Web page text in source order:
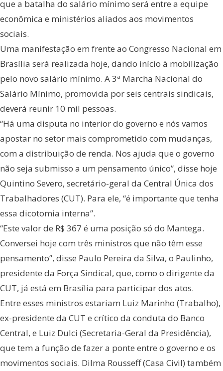
que a batalha do salário mínimo será entre a equipe
econômica e ministérios aliados aos movimentos
sociais.
Uma manifestação em frente ao Congresso Nacional em
Brasília será realizada hoje, dando início à mobilização
pelo novo salário mínimo. A 3ª Marcha Nacional do
Salário Mínimo, promovida por seis centrais sindicais,
deverá reunir 10 mil pessoas.
“Há uma disputa no interior do governo e nós vamos
apostar no setor mais comprometido com mudanças,
com a distribuição de renda. Nos ajuda que o governo
não seja submisso a um pensamento único”, disse hoje
Quintino Severo, secretário-geral da Central Única dos
Trabalhadores (CUT). Para ele, “é importante que tenha
essa dicotomia interna”.
“Este valor de R$ 367 é uma posição só do Mantega.
Conversei hoje com três ministros que não têm esse
pensamento”, disse Paulo Pereira da Silva, o Paulinho,
presidente da Força Sindical, que, como o dirigente da
CUT, já está em Brasília para participar dos atos.
Entre esses ministros estariam Luiz Marinho (Trabalho),
ex-presidente da CUT e crítico da conduta do Banco
Central, e Luiz Dulci (Secretaria-Geral da Presidência),
que tem a função de fazer a ponte entre o governo e os
movimentos sociais. Dilma Rousseff (Casa Civil) também